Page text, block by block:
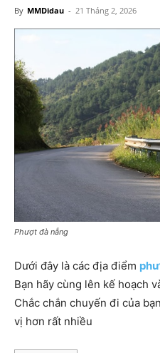
By MMDidau - 21 Tháng 2, 2026
Phượt đà nẵng
Dưới đây là các địa điểm
Bạn hãy cùng lên kế hoạch
Chắc chắn chuyến đi của
vị hơn rất nhiều